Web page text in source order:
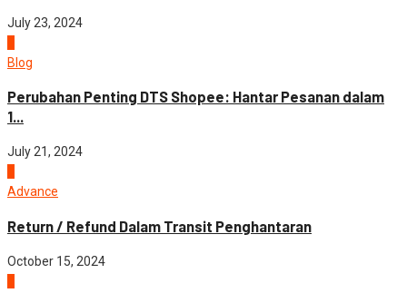
July 23, 2024
Blog
Perubahan Penting DTS Shopee: Hantar Pesanan dalam
1...
July 21, 2024
Advance
Return / Refund Dalam Transit Penghantaran
October 15, 2024